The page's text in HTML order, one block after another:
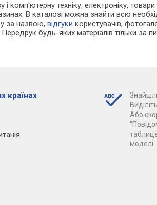
і комп'ютерну техніку, електроніку,
В каталозі можна знайти всю
за назвою,відгуки користувачів,
Передрук будь-яких матеріалів тільки за
країнах
Або
моделі.